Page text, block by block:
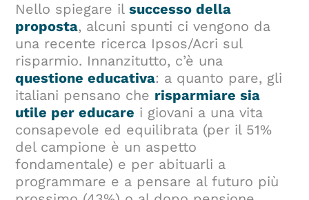
Nello spiegare ilsuccesso della
proposta, alcuni spunti ci vengono da
una recente ricerca Ipsos/Acri sul
risparmio. Innanzitutto, c’è una
questione educativa: a quanto pare, gli
italiani pensano che risparmiare sia
utile per educare i giovani a una vita
consapevole ed equilibrata (per il 51%
del campione è un aspetto
fondamentale) e per abituarli a
programmare e a pensare al futuro più